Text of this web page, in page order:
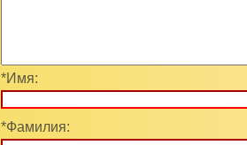
*Имя:
*Фамилия: